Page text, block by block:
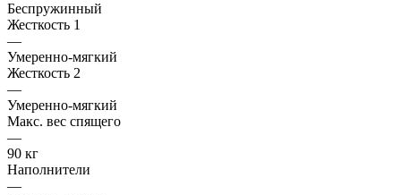
Беспружинный
Жесткость 1
—
Умеренно-мягкий
Жесткость 2
—
Умеренно-мягкий
Макс. вес спящего
—
90 кг
Наполнители
—